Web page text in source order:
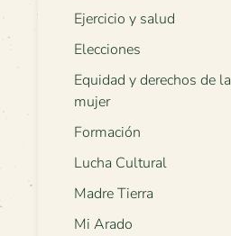
Ejercicio y salud
Elecciones
Equidad y derechos de la
mujer
Formación
Lucha Cultural
Madre Tierra
Mi Arado